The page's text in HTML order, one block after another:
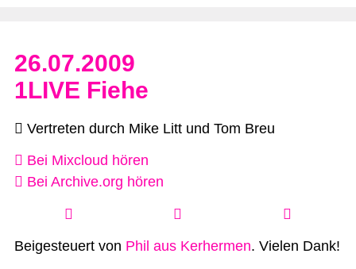
26.07.2009
1LIVE Fiehe
Vertreten durch Mike Litt und Tom Breu
Bei Mixcloud hören
Bei Archive.org hören
Beigesteuert von Phil aus Kerhermen. Vielen Dank!